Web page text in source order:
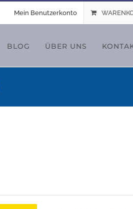
Mein Benutzerkonto
BLOG ÜBER UNS